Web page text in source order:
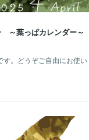
葉っぱカレンダー～
。どうぞご自由にお使い